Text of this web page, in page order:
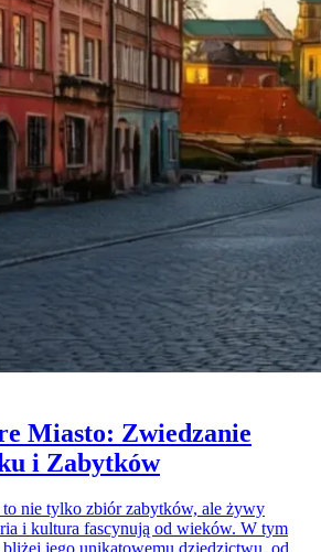
Miasto: Zwiedzanie
i Zabytków
to nie tylko zbiór zabytków, ale żywy
i kultura fascynują od wieków. W tym